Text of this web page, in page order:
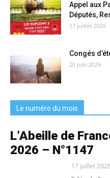
Appel aux
Députés,
17 juillet 2026
Congés
20 juin 2026
Le numéro du mois
L’Abeille de
2026 – N°1147
17 juillet